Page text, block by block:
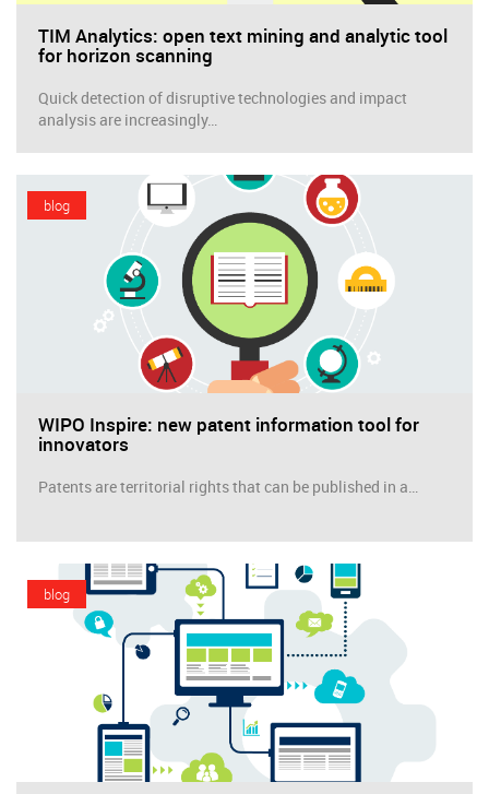
TIM Analytics: open text mining and analytic tool
for horizon scanning
Quick detection of disruptive technologies and impact
analysis are increasingly…
blog
WIPO Inspire: new patent information tool for
innovators
Patents are territorial rights that can be published in a…
blog